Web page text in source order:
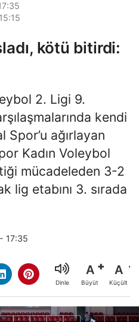
kötü bitirdi:
2. Ligi 9.
kendi
ağırlayan
Kadın Voleybol
mücadeleden 3-2
lig etabını 3. sırada
17:35
Dinle
A
Büyüt
A
Küçült